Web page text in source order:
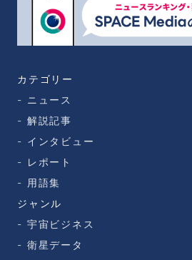
カテゴリー
ニュース
解説記事
インタビュー
レポート
用語集
ジャンル
宇宙ビジネス
衛星データ